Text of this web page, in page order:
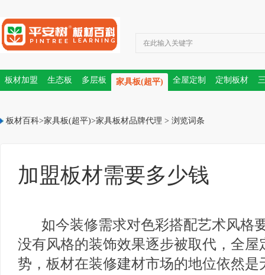
板材加盟 生态板 多层板 家具板(超平) 全屋定制 定制板材
板材百科>家具板(超平)>家具板材品牌代理 > 浏览词条
加盟板材需要多少钱
如今装修需求对色彩搭配艺术风格
没有风格的装饰效果逐步被取代，全
势，板材在装修建材市场的地位依然